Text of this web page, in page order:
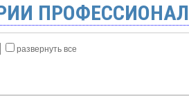
развернуть все